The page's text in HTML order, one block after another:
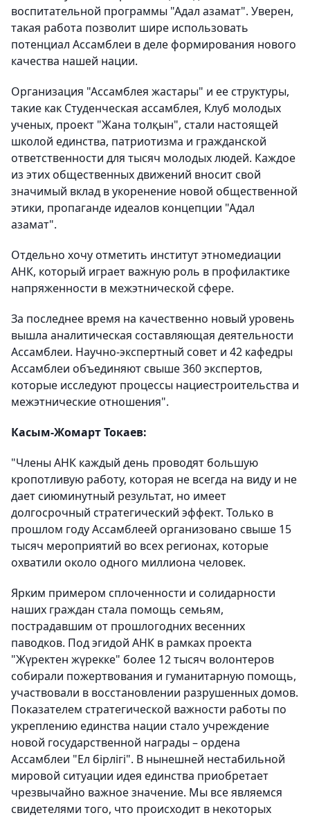
воспитательной программы "Адал азамат". Уверен,
такая работа позволит шире использовать
потенциал Ассамблеи в деле формирования нового
качества нашей нации.
Организация "Ассамблея жастары" и ее структуры,
такие как Студенческая ассамблея, Клуб молодых
ученых, проект "Жана толқын", стали настоящей
школой единства, патриотизма и гражданской
ответственности для тысяч молодых людей. Каждое
из этих общественных движений вносит свой
значимый вклад в укоренение новой общественной
этики, пропаганде идеалов концепции "Адал
азамат".
Отдельно хочу отметить институт этномедиации
АНК, который играет важную роль в профилактике
напряженности в межэтнической сфере.
За последнее время на качественно новый уровень
вышла аналитическая составляющая деятельности
Ассамблеи. Научно-экспертный совет и 42 кафедры
Ассамблеи объединяют свыше 360 экспертов,
которые исследуют процессы нациестроительства и
межэтнические отношения".
Касым-Жомарт Токаев:
"Члены АНК каждый день проводят большую
кропотливую работу, которая не всегда на виду и не
дает сиюминутный результат, но имеет
долгосрочный стратегический эффект. Только в
прошлом году Ассамблеей организовано свыше 15
тысяч мероприятий во всех регионах, которые
охватили около одного миллиона человек.
Ярким примером сплоченности и солидарности
наших граждан стала помощь семьям,
пострадавшим от прошлогодних весенних
паводков. Под эгидой АНК в рамках проекта
"Жүректен жүрекке" более 12 тысяч волонтеров
собирали пожертвования и гуманитарную помощь,
участвовали в восстановлении разрушенных домов.
Показателем стратегической важности работы по
укреплению единства нации стало учреждение
новой государственной награды – ордена
Ассамблеи "Ел бірлігі". В нынешней нестабильной
мировой ситуации идея единства приобретает
чрезвычайно важное значение. Мы все являемся
свидетелями того, что происходит в некоторых